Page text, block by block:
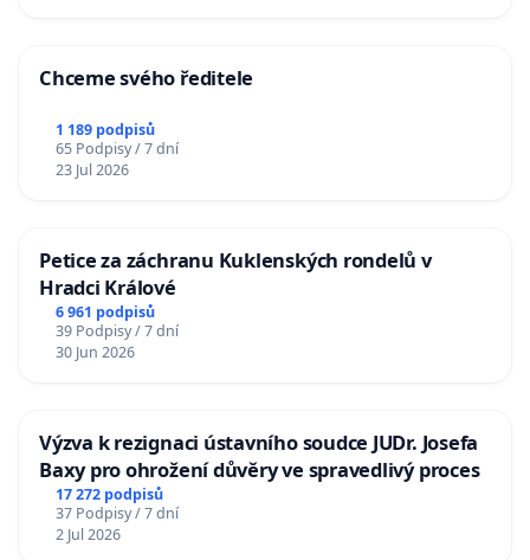
Chceme svého ředitele
1 189 podpisů
65 Podpisy / 7 dní
23 Jul 2026
Petice za záchranu Kuklenských rondelů v
Hradci Králové
6 961 podpisů
39 Podpisy / 7 dní
30 Jun 2026
Výzva k rezignaci ústavního soudce JUDr. Josefa
Baxy pro ohrožení důvěry ve spravedlivý proces
17 272 podpisů
37 Podpisy / 7 dní
2 Jul 2026